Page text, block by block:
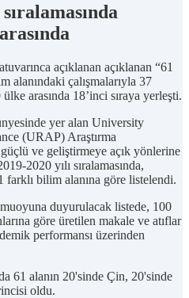
açıklanan açıklanan “61
alanındaki çalışmalarıyla 37
arasında 18’inci sıraya yerleşti.
yer alan University
(URAP) Araştırma
ve geliştirmeye açık yönlerine
2020 yılı sıralamasında,
bilim alanına göre listelendi.
duyurulacak listede, 100
göre üretilen makale ve atıflar
performansı üzerinden
61 alanın 20'sinde Çin, 20'sinde
oldu.